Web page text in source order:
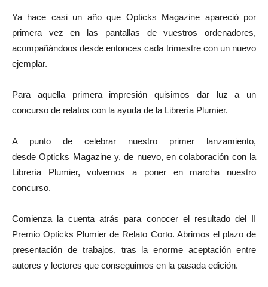
Ya hace casi un año que Opticks Magazine apareció por
primera vez en las pantallas de vuestros ordenadores,
acompañándoos desde entonces cada trimestre con un nuevo
ejemplar.
Para aquella primera impresión quisimos dar luz a un
concurso de relatos con la ayuda de la Librería Plumier.
A punto de celebrar nuestro primer lanzamiento,
desde Opticks Magazine y, de nuevo, en colaboración con la
Librería Plumier, volvemos a poner en marcha nuestro
concurso.
Comienza la cuenta atrás para conocer el resultado del II
Premio Opticks Plumier de Relato Corto. Abrimos el plazo de
presentación de trabajos, tras la enorme aceptación entre
autores y lectores que conseguimos en la pasada edición.